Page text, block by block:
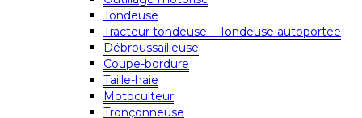
Tondeuse
Tracteur tondeuse – Tondeuse autoportée
Débroussailleuse
Coupe-bordure
Taille-haie
Motoculteur
Tronçonneuse